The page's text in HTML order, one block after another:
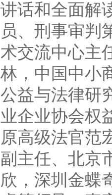
讲话和全面解
员、刑事审判
术交流中心主
林，中国中小
公益与法律研
业企业协会权
原高级法官范
副主任、北京
欣，深圳金蝶